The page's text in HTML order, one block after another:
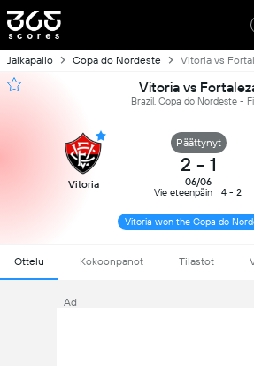
Jalkapallo Copa do Nordeste Vitoria vs
Vitoria vs
Brazil, Copa do Nordeste -
Vitoria
Päättynyt
2 - 1
06/06
Vie eteenpäin
4 - 2
Vitoria won the Copa do
Ottelu Kokoonpanot Tilastot
Ad